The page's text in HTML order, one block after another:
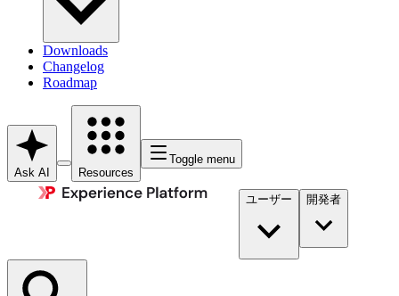
Downloads
Changelog
Roadmap
Ask AI Resources
Toggle menu
ユーザー 開発者​